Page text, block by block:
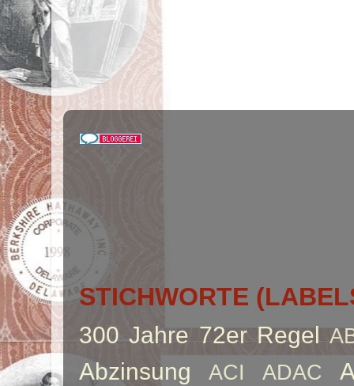
STICHWORTE
300 Jahre 72er Regel
Abzinsung ACI ADAC